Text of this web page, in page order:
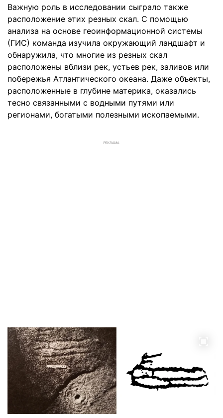
Важную роль в исследовании сыграло также
расположение этих резных скал. С помощью
анализа на основе геоинформационной системы
(ГИС) команда изучила окружающий ландшафт и
обнаружила, что многие из резных скал
расположены вблизи рек, устьев рек, заливов или
побережья Атлантического океана. Даже объекты,
расположенные в глубине материка, оказались
тесно связанными с водными путями или
регионами, богатыми полезными ископаемыми.
РЕКЛАМА